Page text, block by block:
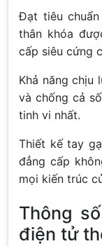
Đạt tiêu
thân khóa
cấp siêu cứng
Khả năng chịu
và chống cả
tinh vi nhất.
Thiết kế tay
đẳng cấp
mọi kiến trúc
Thông
điện tử